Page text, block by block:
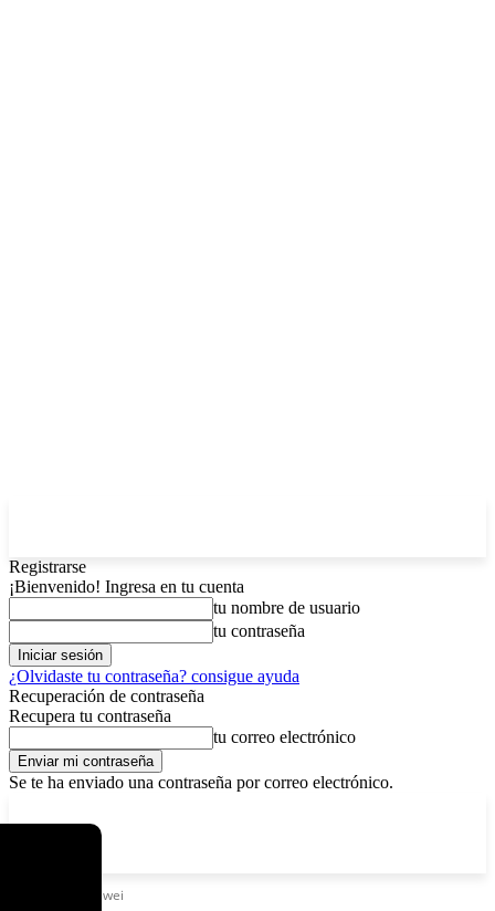
Registrarse
¡Bienvenido! Ingresa en tu cuenta
tu nombre de usuario
tu contraseña
¿Olvidaste tu contraseña? consigue ayuda
Recuperación de contraseña
Recupera tu contraseña
tu correo electrónico
Se te ha enviado una contraseña por correo electrónico.
Huawei